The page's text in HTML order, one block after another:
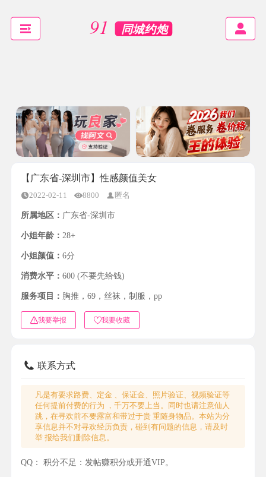
【广东省-深圳市】性感颜值美女
2022-02-11 8800 匿名
所属地区： 广东省-深圳市
小姐年龄： 28+
小姐颜值： 6分
消费水平： 600 (不要先给钱)
服务项目： 胸推，69，丝袜，制服，pp
我要举报 我要收藏
联系方式
凡是有要求路费、定金 、保证金、照片验证、视频验证等
任何提前付费的行为 ，千万不要上当。同时也请注意仙人
跳，在寻欢前不要露富和带过于贵 重随身物品。本站为分
享信息并不对寻欢经历负责，碰到有问题的信息，请及时
举 报给我们删除信息。
QQ： 积分不足：发帖赚积分或开通VIP。